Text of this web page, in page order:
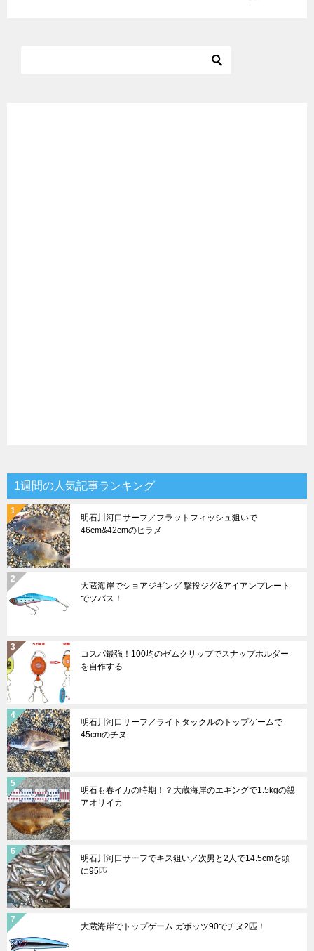
1週間の人気記事ランキング
明石川河口サーフ／フラットフィッシュ狙いで
46cm&42cmのヒラメ
大蔵海岸でショアジギング 撃投ジグ&アイアンプレート
でツバス！
コスパ最強！100均のゼムクリップでスナップホルダー
を自作する
明石川河口サーフ／ライトタックルのトップゲームで
45cmのチヌ
明石も春イカの時期！？大蔵海岸のエギングで1.5kgの親
アオリイカ
明石川河口サーフでキス狙い／次男と2人で14.5cmを頭
に95匹
大蔵海岸でトップゲーム ガボッツ90でチヌ2匹！